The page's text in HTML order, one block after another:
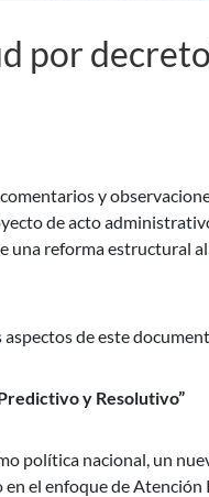
por
y
de acto
reforma estructural
de este
y Resolutivo”
política nacional, un
el enfoque de